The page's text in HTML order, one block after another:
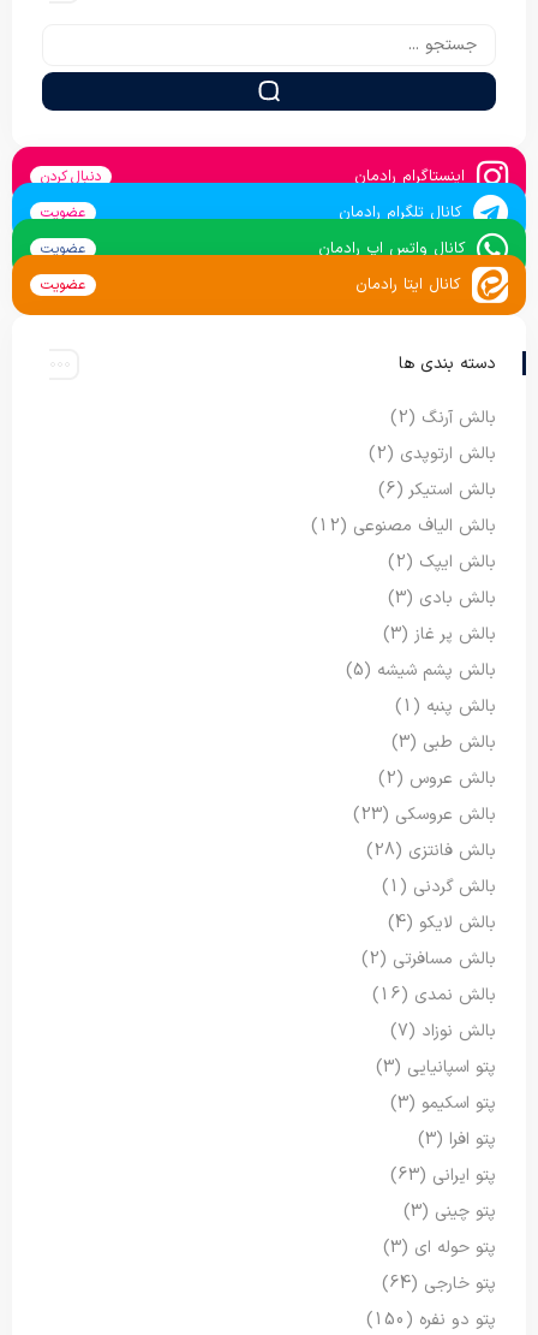
اینستاگرام رادمان دنبال کردن
کانال تلگرام رادمان عضویت
کانال واتس اپ رادمان عضویت
کانال ایتا رادمان عضویت
دسته بندی ها
بالش آرنگ (2)
بالش ارتوپدی (2)
بالش استیکر(6)
بالش الیاف مصنوعی (12)
بالش ایپک (2)
بالش بادی (3)
بالش پر غاز (3)
بالش پشم شیشه (5)
بالش پنبه (1)
بالش طبی (3)
بالش عروس (2)
بالش عروسکی (23)
بالش فانتزی (28)
بالش گردنی (1)
بالش لایکو (4)
بالش مسافرتی (2)
بالش نمدی (16)
بالش نوزاد (7)
پتو اسپانیایی (3)
پتو اسکیمو (3)
پتو افرا (3)
پتو ایرانی (63)
پتو چینی (3)
پتو حوله ای (3)
پتو خارجی (64)
پتو دو نفره (150)